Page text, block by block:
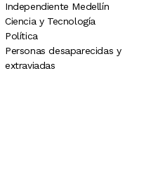
Independiente Medellín
Ciencia y Tecnología
Política
Personas desaparecidas y
extraviadas